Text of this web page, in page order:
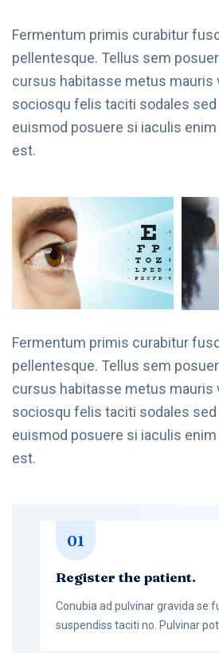
Fermentum primis curabitur
pellentesque. Tellus sem
cursus habitasse metus mauris
sociosqu felis taciti sodales sed
euismod posuere si iaculis
est.
Fermentum primis curabitur
pellentesque. Tellus sem
cursus habitasse metus mauris
sociosqu felis taciti sodales sed
euismod posuere si iaculis
est.
01
Register the patient.
Conubia ad pulvinar gravida se
suspendiss taciti no. Pulvinar